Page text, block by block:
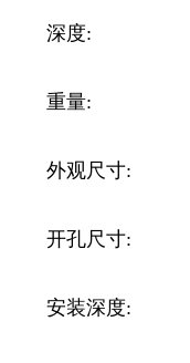
深度:
重量:
外观尺寸:
开孔尺寸:
安装深度: